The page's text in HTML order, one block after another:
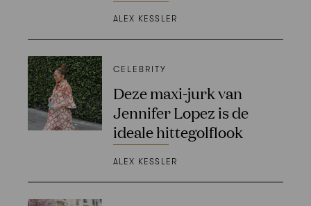
ALEX KESSLER
CELEBRITY
Deze maxi-jurk van
Jennifer Lopez is de
ideale hittegolflook
ALEX KESSLER